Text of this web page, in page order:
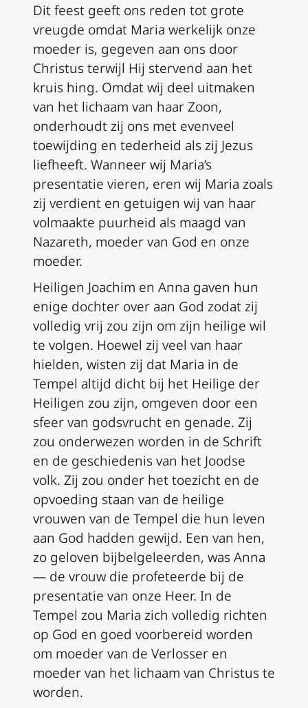
Dit feest geeft ons reden tot grote
vreugde omdat Maria werkelijk onze
moeder is, gegeven aan ons door
Christus terwijl Hij stervend aan het
kruis hing. Omdat wij deel uitmaken
van het lichaam van haar Zoon,
onderhoudt zij ons met evenveel
toewijding en tederheid als zij Jezus
liefheeft. Wanneer wij Maria’s
presentatie vieren, eren wij Maria zoals
zij verdient en getuigen wij van haar
volmaakte puurheid als maagd van
Nazareth, moeder van God en onze
moeder.
Heiligen Joachim en Anna gaven hun
enige dochter over aan God zodat zij
volledig vrij zou zijn om zijn heilige wil
te volgen. Hoewel zij veel van haar
hielden, wisten zij dat Maria in de
Tempel altijd dicht bij het Heilige der
Heiligen zou zijn, omgeven door een
sfeer van godsvrucht en genade. Zij
zou onderwezen worden in de Schrift
en de geschiedenis van het Joodse
volk. Zij zou onder het toezicht en de
opvoeding staan van de heilige
vrouwen van de Tempel die hun leven
aan God hadden gewijd. Een van hen,
zo geloven bijbelgeleerden, was Anna
— de vrouw die profeteerde bij de
presentatie van onze Heer. In de
Tempel zou Maria zich volledig richten
op God en goed voorbereid worden
om moeder van de Verlosser en
moeder van het lichaam van Christus te
worden.